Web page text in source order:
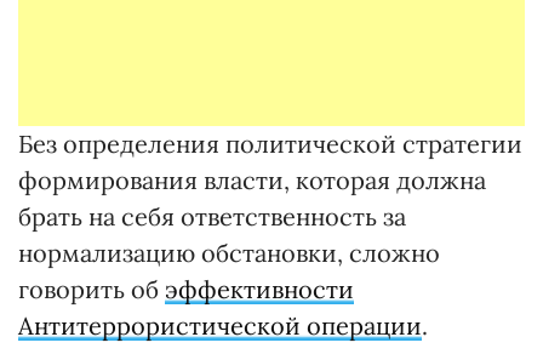
Без определения политической стратегии
формирования власти, которая должна
брать на себя ответственность за
нормализацию обстановки, сложно
говорить об эффективности
Антитеррористической операции.